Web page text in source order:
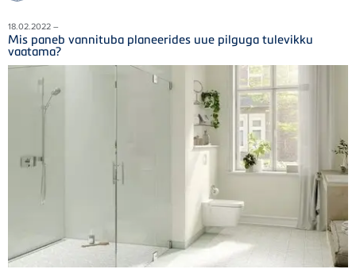
18.02.2022 –
Mis paneb vannituba planeerides uue pilguga tulevikku
vaatama?